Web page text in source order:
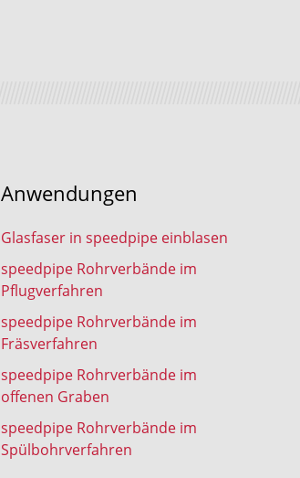
Anwendungen
Glasfaser in speedpipe einblasen
speedpipe Rohrverbände im
Pflugverfahren
speedpipe Rohrverbände im
Fräsverfahren
speedpipe Rohrverbände im
offenen Graben
speedpipe Rohrverbände im
Spülbohrverfahren